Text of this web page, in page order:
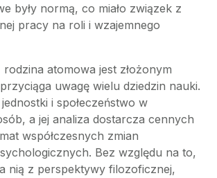
były normą, co miało związek z
pracy na roli i wzajemnego
atomowa jest złożonym
uwagę wielu dziedzin nauki.
i społeczeństwo w
a jej analiza dostarcza cennych
współczesnych zmian
Bez względu na to,
nią z perspektywy filozoficznej,